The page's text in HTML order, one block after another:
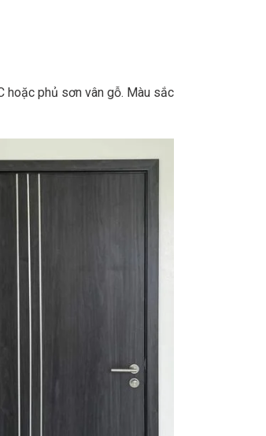
hoặc phủ sơn vân gỗ. Màu sắc